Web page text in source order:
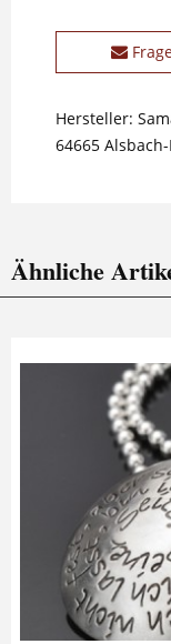
Hersteller:
64665
Ähnliche